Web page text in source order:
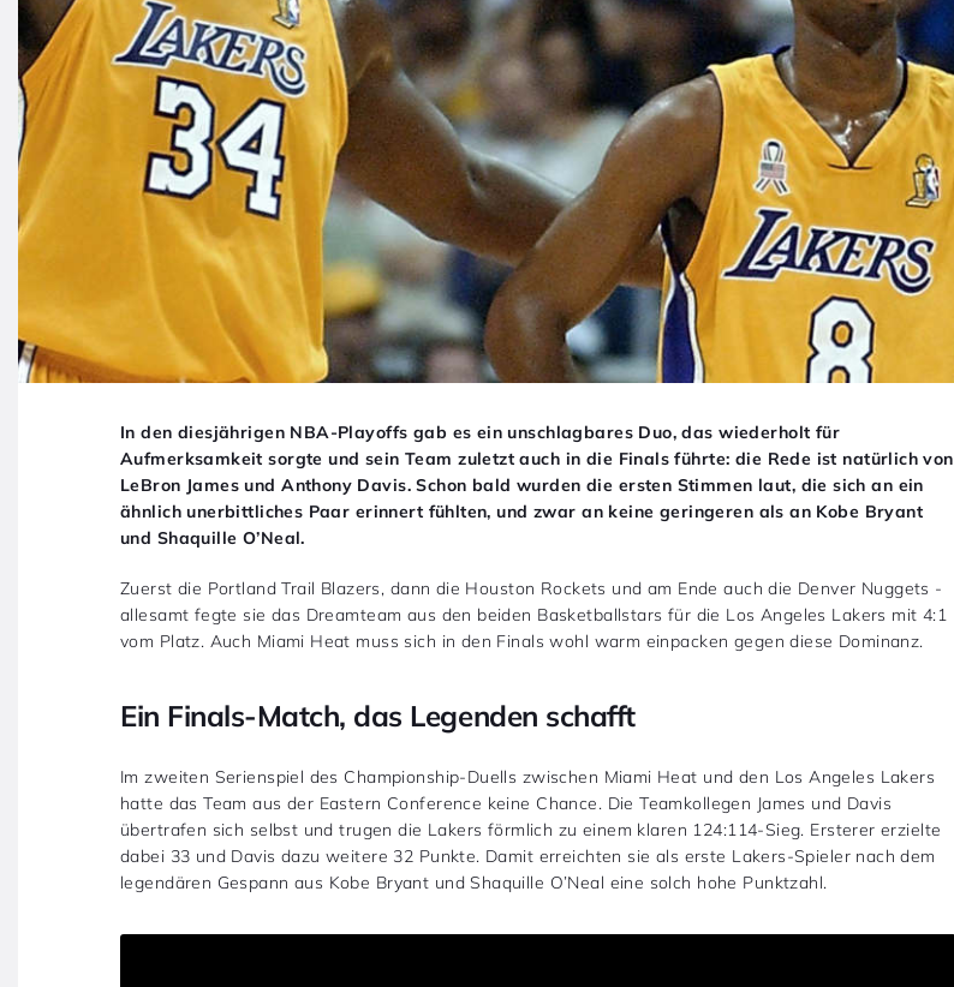
In den diesjährigen NBA-Playoffs gab es ein unschlagbares Duo, das wiederholt für
Aufmerksamkeit sorgte und sein Team zuletzt auch in die Finals führte: die Rede ist natürlich von
LeBron James und Anthony Davis. Schon bald wurden die ersten Stimmen laut, die sich an ein
ähnlich unerbittliches Paar erinnert fühlten, und zwar an keine geringeren als an Kobe Bryant
und Shaquille O’Neal.
Zuerst die Portland Trail Blazers, dann die Houston Rockets und am Ende auch die Denver Nuggets ­-
allesamt fegte sie das Dreamteam aus den beiden Basketballstars für die Los Angeles Lakers mit 4:1
vom Platz. Auch Miami Heat muss sich in den Finals wohl warm einpacken gegen diese Dominanz.
Ein Finals-Match, das Legenden schafft
Im zweiten Serienspiel des Championship-Duells zwischen Miami Heat und den Los Angeles Lakers
hatte das Team aus der Eastern Conference keine Chance. Die Teamkollegen James und Davis
übertrafen sich selbst und trugen die Lakers förmlich zu einem klaren 124:114-Sieg. Ersterer erzielte
dabei 33 und Davis dazu weitere 32 Punkte. Damit erreichten sie als erste Lakers-Spieler nach dem
legendären Gespann aus Kobe Bryant und Shaquille O’Neal eine solch hohe Punktzahl.